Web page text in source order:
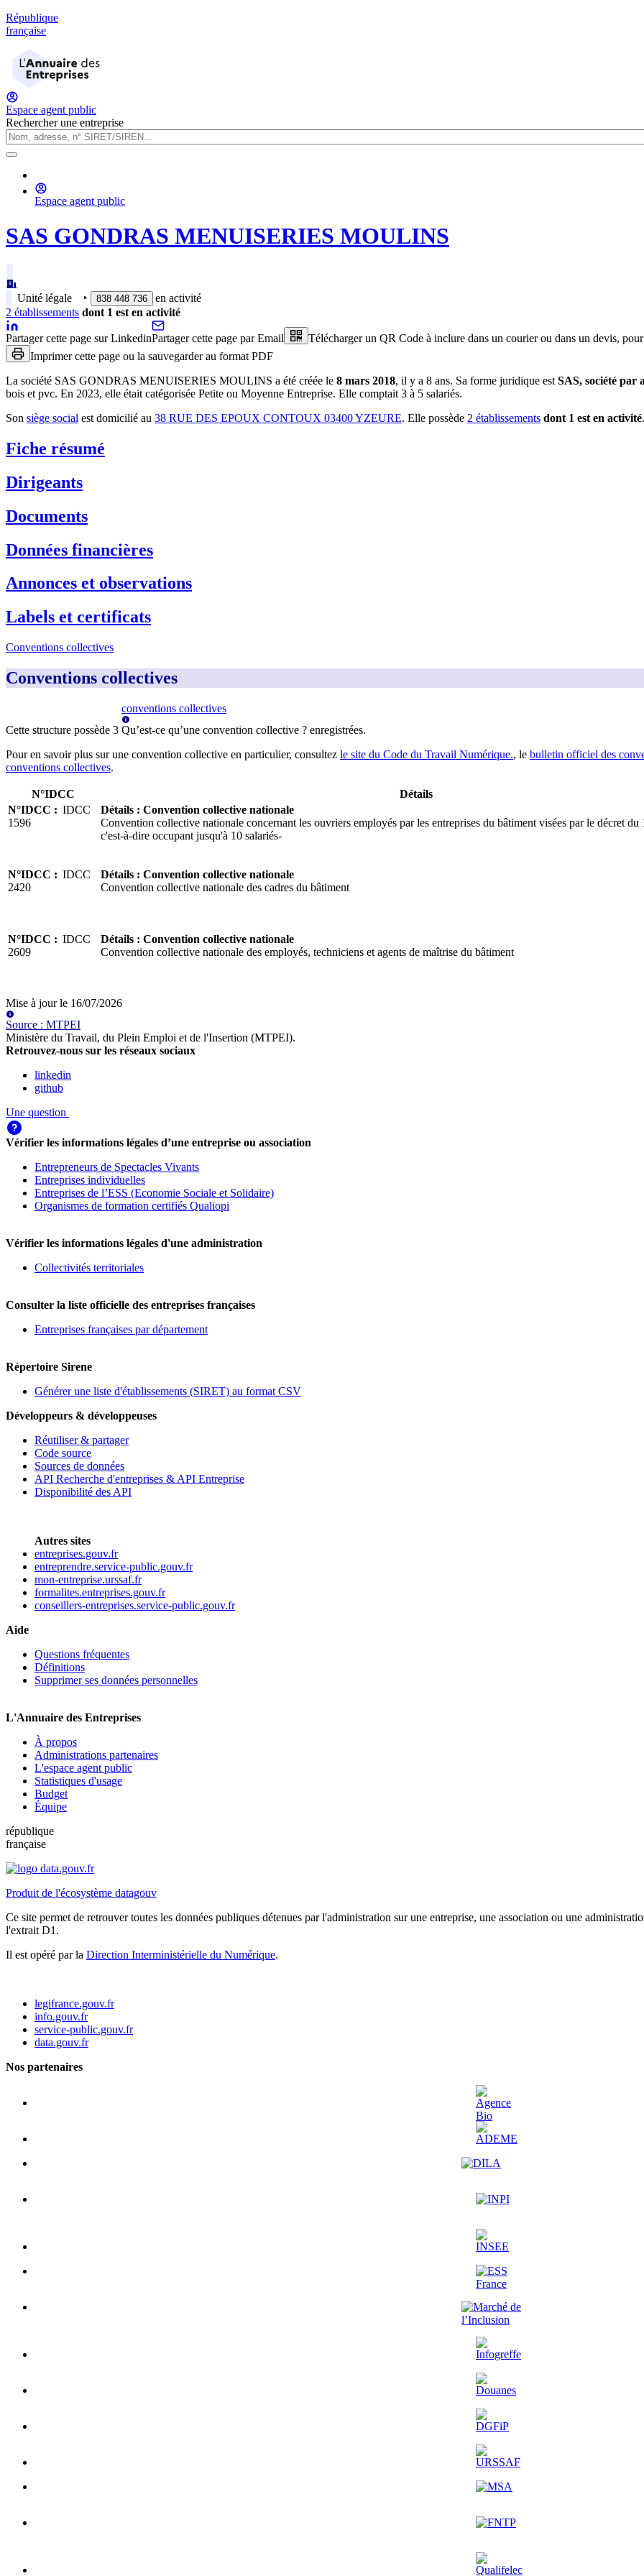
République
française
Espace agent public
Rechercher une entreprise
Espace agent public
SAS GONDRAS MENUISERIES MOULINS
Unité légale ‣ 838 448 736
en activité
2 établissements dont 1 est en activité
Partager cette page sur LinkedinPartager cette page par Email
Télécharger un QR Code à inclure dans un courier ou dans un devis,
Imprimer cette page ou la sauvegarder au format PDF
La société SAS GONDRAS MENUISERIES MOULINS a été créée le 8 mars 2018, il y a 8 ans. Sa forme juridique est SAS, société par
bois et pvc. En 2023, elle était catégorisée Petite ou Moyenne Entreprise. Elle comptait 3 à 5 salariés.
Son siège social est domicilié au 38 RUE DES EPOUX CONTOUX 03400 YZEURE. Elle possède 2 établissements dont 1 est en activité.
Fiche résumé
Dirigeants
Documents
Données financières
Annonces et observations
Labels et certificats
Conventions collectives
Conventions collectives
Cette structure possède 3
conventions collectives
Qu’est-ce qu’une convention collective ? enregistrées.
Pour en savoir plus sur une convention collective en particulier, consultez le site du Code du Travail Numérique., le bulletin officiel des
conventions collectives.
N°IDCC Détails
N°IDCC : IDCC
1596
Détails : Convention collective nationale
Convention collective nationale concernant les ouvriers employés par les entreprises du bâtiment visées par le décret du
c'est-à-dire occupant jusqu'à 10 salariés-
N°IDCC : IDCC
2420
Détails : Convention collective nationale
Convention collective nationale des cadres du bâtiment
N°IDCC : IDCC
2609
Détails : Convention collective nationale
Convention collective nationale des employés, techniciens et agents de maîtrise du bâtiment
Mise à jour le 16/07/2026
Source : MTPEI
Ministère du Travail, du Plein Emploi et de l'Insertion (MTPEI).
Retrouvez-nous sur les réseaux sociaux
linkedin
github
Une question
Vérifier les informations légales d’une entreprise ou association
Entrepreneurs de Spectacles Vivants
Entreprises individuelles
Entreprises de l’ESS (Economie Sociale et Solidaire)
Organismes de formation certifiés Qualiopi
Vérifier les informations légales d'une administration
Collectivités territoriales
Consulter la liste officielle des entreprises françaises
Entreprises françaises par département
Répertoire Sirene
Générer une liste d'établissements (SIRET) au format CSV
Développeurs & développeuses
Réutiliser & partager
Code source
Sources de données
API Recherche d'entreprises & API Entreprise
Disponibilité des API
Autres sites
entreprises.gouv.fr
entreprendre.service-public.gouv.fr
mon-entreprise.urssaf.fr
formalites.entreprises.gouv.fr
conseillers-entreprises.service-public.gouv.fr
Aide
Questions fréquentes
Définitions
Supprimer ses données personnelles
L'Annuaire des Entreprises
À propos
Administrations partenaires
L'espace agent public
Statistiques d'usage
Budget
Équipe
république
française
Produit de l'écosystème datagouv
Ce site permet de retrouver toutes les données publiques détenues par l'administration sur une entreprise, une association ou une
l'extrait D1.
Il est opéré par la Direction Interministérielle du Numérique.
legifrance.gouv.fr
info.gouv.fr
service-public.gouv.fr
data.gouv.fr
Nos partenaires